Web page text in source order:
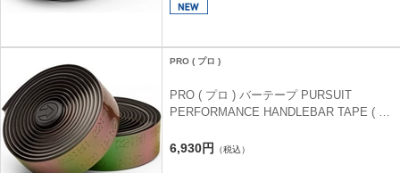
PRO ( プロ )
PRO ( プロ ) バーテープ PURSUIT
PERFORMANCE HANDLEBAR TAPE ( パ
ープ ) カメレオン 3mm
6,930円 （税込）